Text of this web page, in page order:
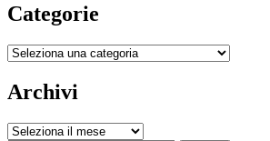
Categorie
Categorie
Archivi
Archivi